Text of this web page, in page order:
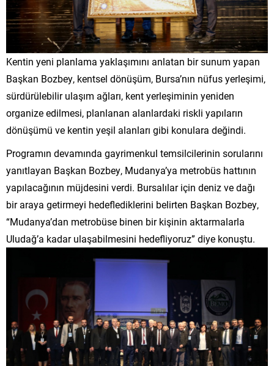
Kentin yeni planlama yaklaşımını anlatan bir sunum yapan
Başkan Bozbey, kentsel dönüşüm, Bursa’nın nüfus yerleşimi,
sürdürülebilir ulaşım ağları, kent yerleşiminin yeniden
organize edilmesi, planlanan alanlardaki riskli yapıların
dönüşümü ve kentin yeşil alanları gibi konulara değindi.
Programın devamında gayrimenkul temsilcilerinin sorularını
yanıtlayan Başkan Bozbey, Mudanya’ya metrobüs hattının
yapılacağının müjdesini verdi. Bursalılar için deniz ve dağı
bir araya getirmeyi hedeflediklerini belirten Başkan Bozbey,
“Mudanya’dan metrobüse binen bir kişinin aktarmalarla
Uludağ’a kadar ulaşabilmesini hedefliyoruz” diye konuştu.